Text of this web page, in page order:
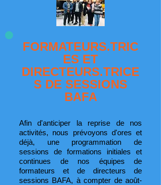
FORMATEURS.TRIC
ES ET
DIRECTEURS.TRICE
S DE SESSIONS
BAFA
Afin d'anticiper la reprise de nos
activités, nous prévoyons d'ores et
déjà, une programmation de
sessions de formations initiales et
continues de nos équipes de
formateurs et de directeurs de
sessions BAFA, à compter de août-